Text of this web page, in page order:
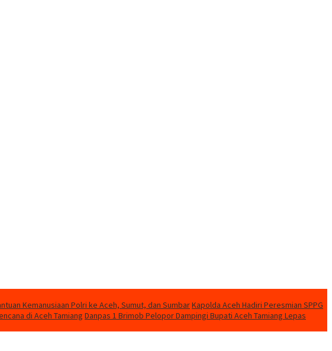
Kemanusiaan Polri ke Aceh, Sumut, dan SumbarKapolda Aceh Hadiri Peresmian SPPG
di Aceh Tamiang Danpas 1 Brimob Pelopor Dampingi Bupati Aceh Tamiang Lepas